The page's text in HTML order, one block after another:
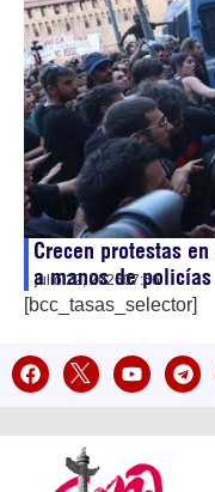
Crecen protestas
a manos de policías
julio 22, 202607:56
[bcc_tasas_selector]